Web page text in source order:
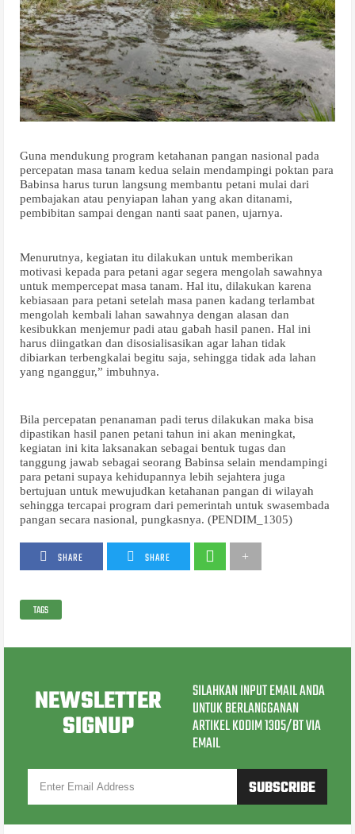
Guna mendukung program ketahanan pangan nasional pada
percepatan masa tanam kedua selain mendampingi poktan para
Babinsa harus turun langsung membantu petani mulai dari
pembajakan atau penyiapan lahan yang akan ditanami,
pembibitan sampai dengan nanti saat panen, ujarnya.
Menurutnya, kegiatan itu dilakukan untuk memberikan
motivasi kepada para petani agar segera mengolah sawahnya
untuk mempercepat masa tanam. Hal itu, dilakukan karena
kebiasaan para petani setelah masa panen kadang terlambat
mengolah kembali lahan sawahnya dengan alasan dan
kesibukkan menjemur padi atau gabah hasil panen. Hal ini
harus diingatkan dan disosialisasikan agar lahan tidak
dibiarkan terbengkalai begitu saja, sehingga tidak ada lahan
yang nganggur,” imbuhnya.
Bila percepatan penanaman padi terus dilakukan maka bisa
dipastikan hasil panen petani tahun ini akan meningkat,
kegiatan ini kita laksanakan sebagai bentuk tugas dan
tanggung jawab sebagai seorang Babinsa selain mendampingi
para petani supaya kehidupannya lebih sejahtera juga
bertujuan untuk mewujudkan ketahanan pangan di wilayah
sehingga tercapai program dari pemerintah untuk swasembada
pangan secara nasional, pungkasnya. (PENDIM_1305)
SHARE SHARE
TAGS
NEWSLETTER
SIGNUP
SILAHKAN INPUT EMAIL ANDA
UNTUK BERLANGGANAN
ARTIKEL KODIM 1305/BT VIA
EMAIL